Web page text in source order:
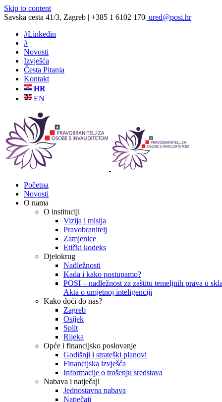
Skip to content
Savska cesta 41/3, Zagreb | +385 1 6102 170| ured@posi.hr
#Linkedin
#
Novosti
Izvješća
Česta Pitanja
Kontakt
HR
EN
Početna
Novosti
O nama
O instituciji
Vizija i misija
Pravobranitelj
Zamjenice
Etički kodeks
Djelokrug
Nadležnosti
Kada i kako postupamo?
POSI – nadležnost za zaštitu temeljnih prava u
Akta o umjetnoj inteligenciji
Kako doći do nas?
Zagreb
Osijek
Split
Rijeka
Opće i financijsko poslovanje
Godišnji i strateški planovi
Financijska izvješća
Informacije o trošenju sredstava
Nabava i natječaji
Jednostavna nabava
Natječaji